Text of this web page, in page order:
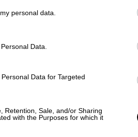
personal data.
Data.
Data for Targeted
Retention, Sale, and/or Sharing
with the Purposes for which it
έστησαν φραγμό
που θα
ενάντια στη